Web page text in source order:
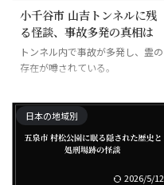
小千谷市 山吉トンネルに残
る怪談、事故多発の真相は
トンネル内で事故が多発し、霊の
存在が噂されている。
日本の地域別
2026/5/12